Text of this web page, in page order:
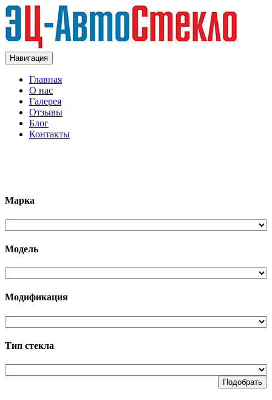
Навигация
Главная
О нас
Галерея
Отзывы
Блог
Контакты
Марка
Модель
Модификация
Тип стекла
Подобрать